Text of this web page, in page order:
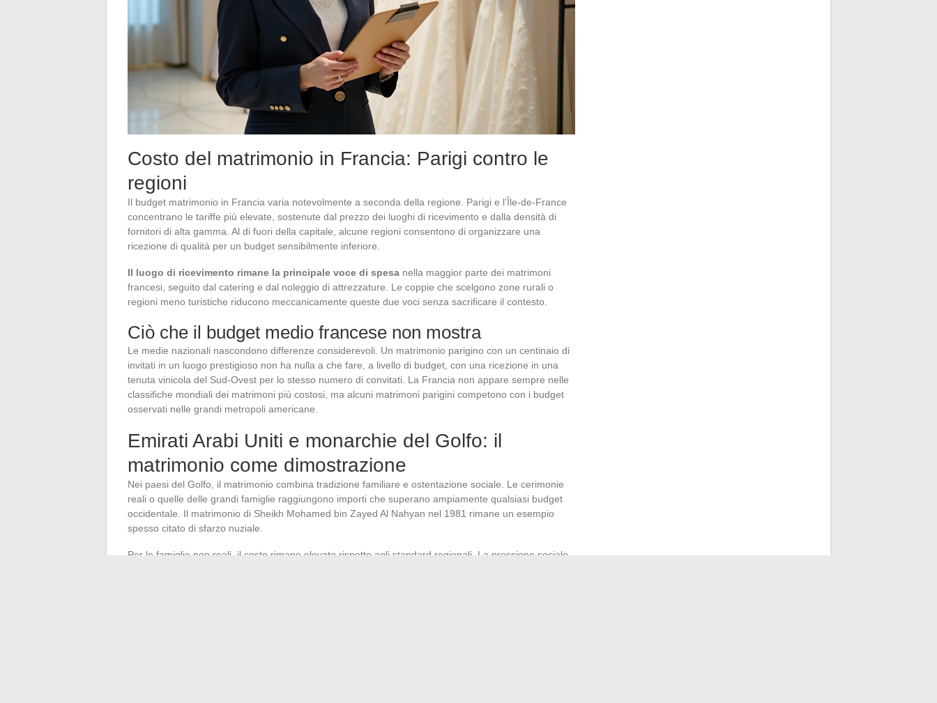
Costo del matrimonio in Francia: Parigi contro le
regioni
Il budget matrimonio in Francia varia notevolmente a seconda della regione. Parigi e l’Île-de-France
concentrano le tariffe più elevate, sostenute dal prezzo dei luoghi di ricevimento e dalla densità di
fornitori di alta gamma. Al di fuori della capitale, alcune regioni consentono di organizzare una
ricezione di qualità per un budget sensibilmente inferiore.
Il luogo di ricevimento rimane la principale voce di spesa nella maggior parte dei matrimoni
francesi, seguito dal catering e dal noleggio di attrezzature. Le coppie che scelgono zone rurali o
regioni meno turistiche riducono meccanicamente queste due voci senza sacrificare il contesto.
Ciò che il budget medio francese non mostra
Le medie nazionali nascondono differenze considerevoli. Un matrimonio parigino con un centinaio di
invitati in un luogo prestigioso non ha nulla a che fare, a livello di budget, con una ricezione in una
tenuta vinicola del Sud-Ovest per lo stesso numero di convitati. La Francia non appare sempre nelle
classifiche mondiali dei matrimoni più costosi, ma alcuni matrimoni parigini competono con i budget
osservati nelle grandi metropoli americane.
Emirati Arabi Uniti e monarchie del Golfo: il
matrimonio come dimostrazione
Nei paesi del Golfo, il matrimonio combina tradizione familiare e ostentazione sociale. Le cerimonie
reali o quelle delle grandi famiglie raggiungono importi che superano ampiamente qualsiasi budget
occidentale. Il matrimonio di Sheikh Mohamed bin Zayed Al Nahyan nel 1981 rimane un esempio
spesso citato di sfarzo nuziale.
Per le famiglie non reali, il costo rimane elevato rispetto agli standard regionali. La pressione sociale